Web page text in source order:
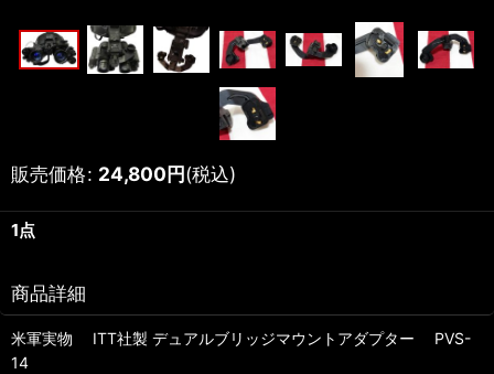
販売価格: 24,800円(税込)
1点
商品詳細
米軍実物 ITT社製 デュアルブリッジマウントアダプター PVS-
14